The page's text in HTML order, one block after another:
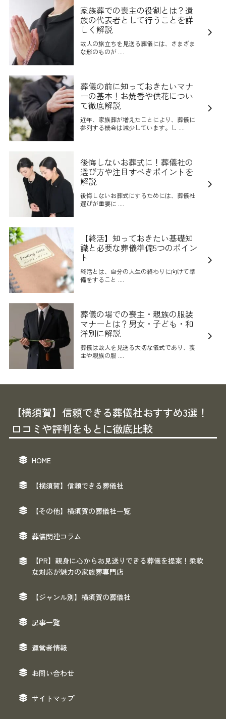
家族葬での喪主の役割とは？遺
族の代表者として行うことを詳
しく解説
故人の旅立ちを見送る葬儀には、さまざま
な形のものが ....
葬儀の前に知っておきたいマナ
ーの基本！お焼香や供花につい
て徹底解説
近年、家族葬が増えたことにより、葬儀に
参列する機会は減少しています。し ....
後悔しないお葬式に！葬儀社の
選び方や注目すべきポイントを
解説
後悔しないお葬式にするためには、葬儀社
選びが重要に ....
【終活】知っておきたい基礎知
識と必要な葬儀準備5つのポイン
ト
終活とは、自分の人生の終わりに向けて準
備をすること ....
葬儀の場での喪主・親族の服装
マナーとは？男女・子ども・和
洋別に解説
葬儀は故人を見送る大切な儀式であり、喪
主や親族の服 ....
【横須賀】信頼できる葬儀社おすすめ3選！
口コミや評判をもとに徹底比較
HOME
【横須賀】信頼できる葬儀社
【その他】横須賀の葬儀社一覧
葬儀関連コラム
【PR】親身に心からお見送りできる葬儀を提案！柔軟
な対応が魅力の家族葬専門店
【ジャンル別】横須賀の葬儀社
記事一覧
運営者情報
お問い合わせ
サイトマップ